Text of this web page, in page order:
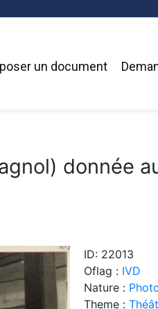
un document
donnée
ID: 22013
Oflag : IVD
Nature :
Theme :